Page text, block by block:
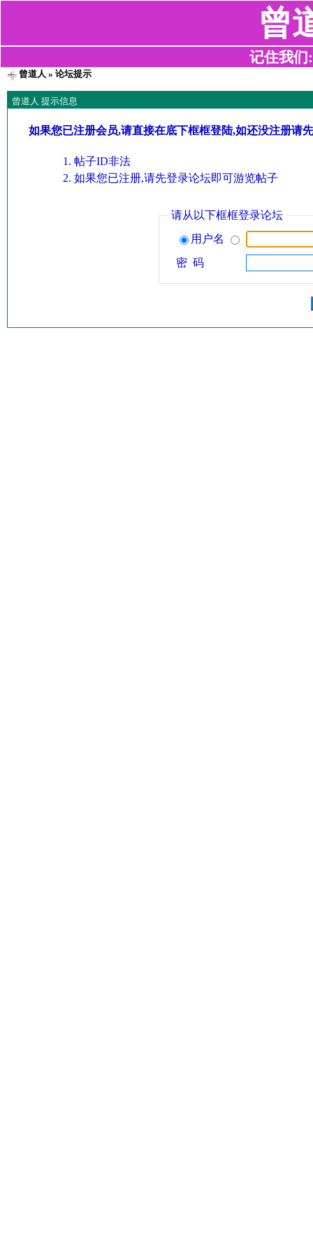
曾
记住我们
曾道人 » 论坛提示
曾道人 提示信息
如果您已注册会员,请直接在底下框框登陆,如还没注册请
帖子ID非法
如果您已注册,请先登录论坛即可游览帖子
请从以下框框登录论坛
用户名
密 码